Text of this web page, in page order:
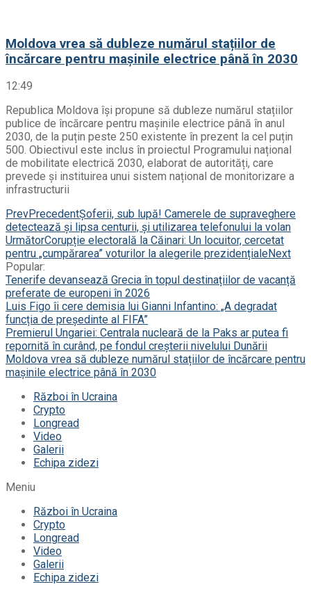
Moldova vrea să dubleze numărul stațiilor de
încărcare pentru mașinile electrice până în 2030
12:49
Republica Moldova își propune să dubleze numărul stațiilor
publice de încărcare pentru mașinile electrice până în anul
2030, de la puțin peste 250 existente în prezent la cel puțin
500. Obiectivul este inclus în proiectul Programului național
de mobilitate electrică 2030, elaborat de autorități, care
prevede și instituirea unui sistem național de monitorizare a
infrastructurii
PrevPrecedentȘoferii, sub lupă! Camerele de supraveghere
detectează și lipsa centurii, și utilizarea telefonului la volan
UrmătorCorupție electorală la Căinari: Un locuitor, cercetat
pentru „cumpărarea” voturilor la alegerile prezidențialeNext
Popular:
Tenerife devansează Grecia în topul destinațiilor de vacanță
preferate de europeni în 2026
Luis Figo îi cere demisia lui Gianni Infantino: „A degradat
funcția de președinte al FIFA”
Premierul Ungariei: Centrala nucleară de la Paks ar putea fi
repornită în curând, pe fondul creșterii nivelului Dunării
Moldova vrea să dubleze numărul stațiilor de încărcare pentru
mașinile electrice până în 2030
Război în Ucraina
Crypto
Longread
Video
Galerii
Echipa zidezi
Meniu
Război în Ucraina
Crypto
Longread
Video
Galerii
Echipa zidezi